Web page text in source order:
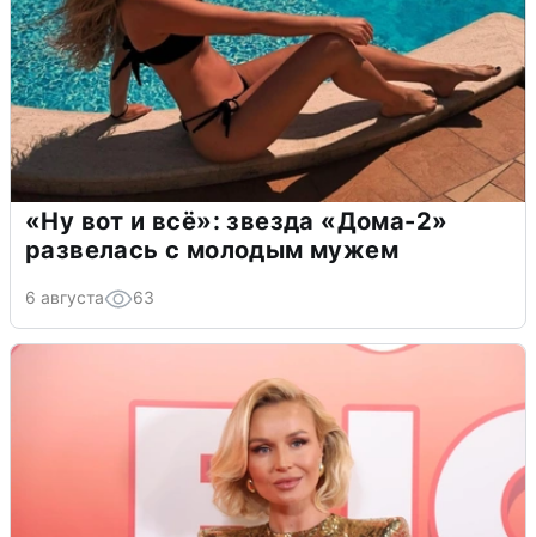
«Ну вот и всё»: звезда «Дома-2»
развелась с молодым мужем
6 августа 63